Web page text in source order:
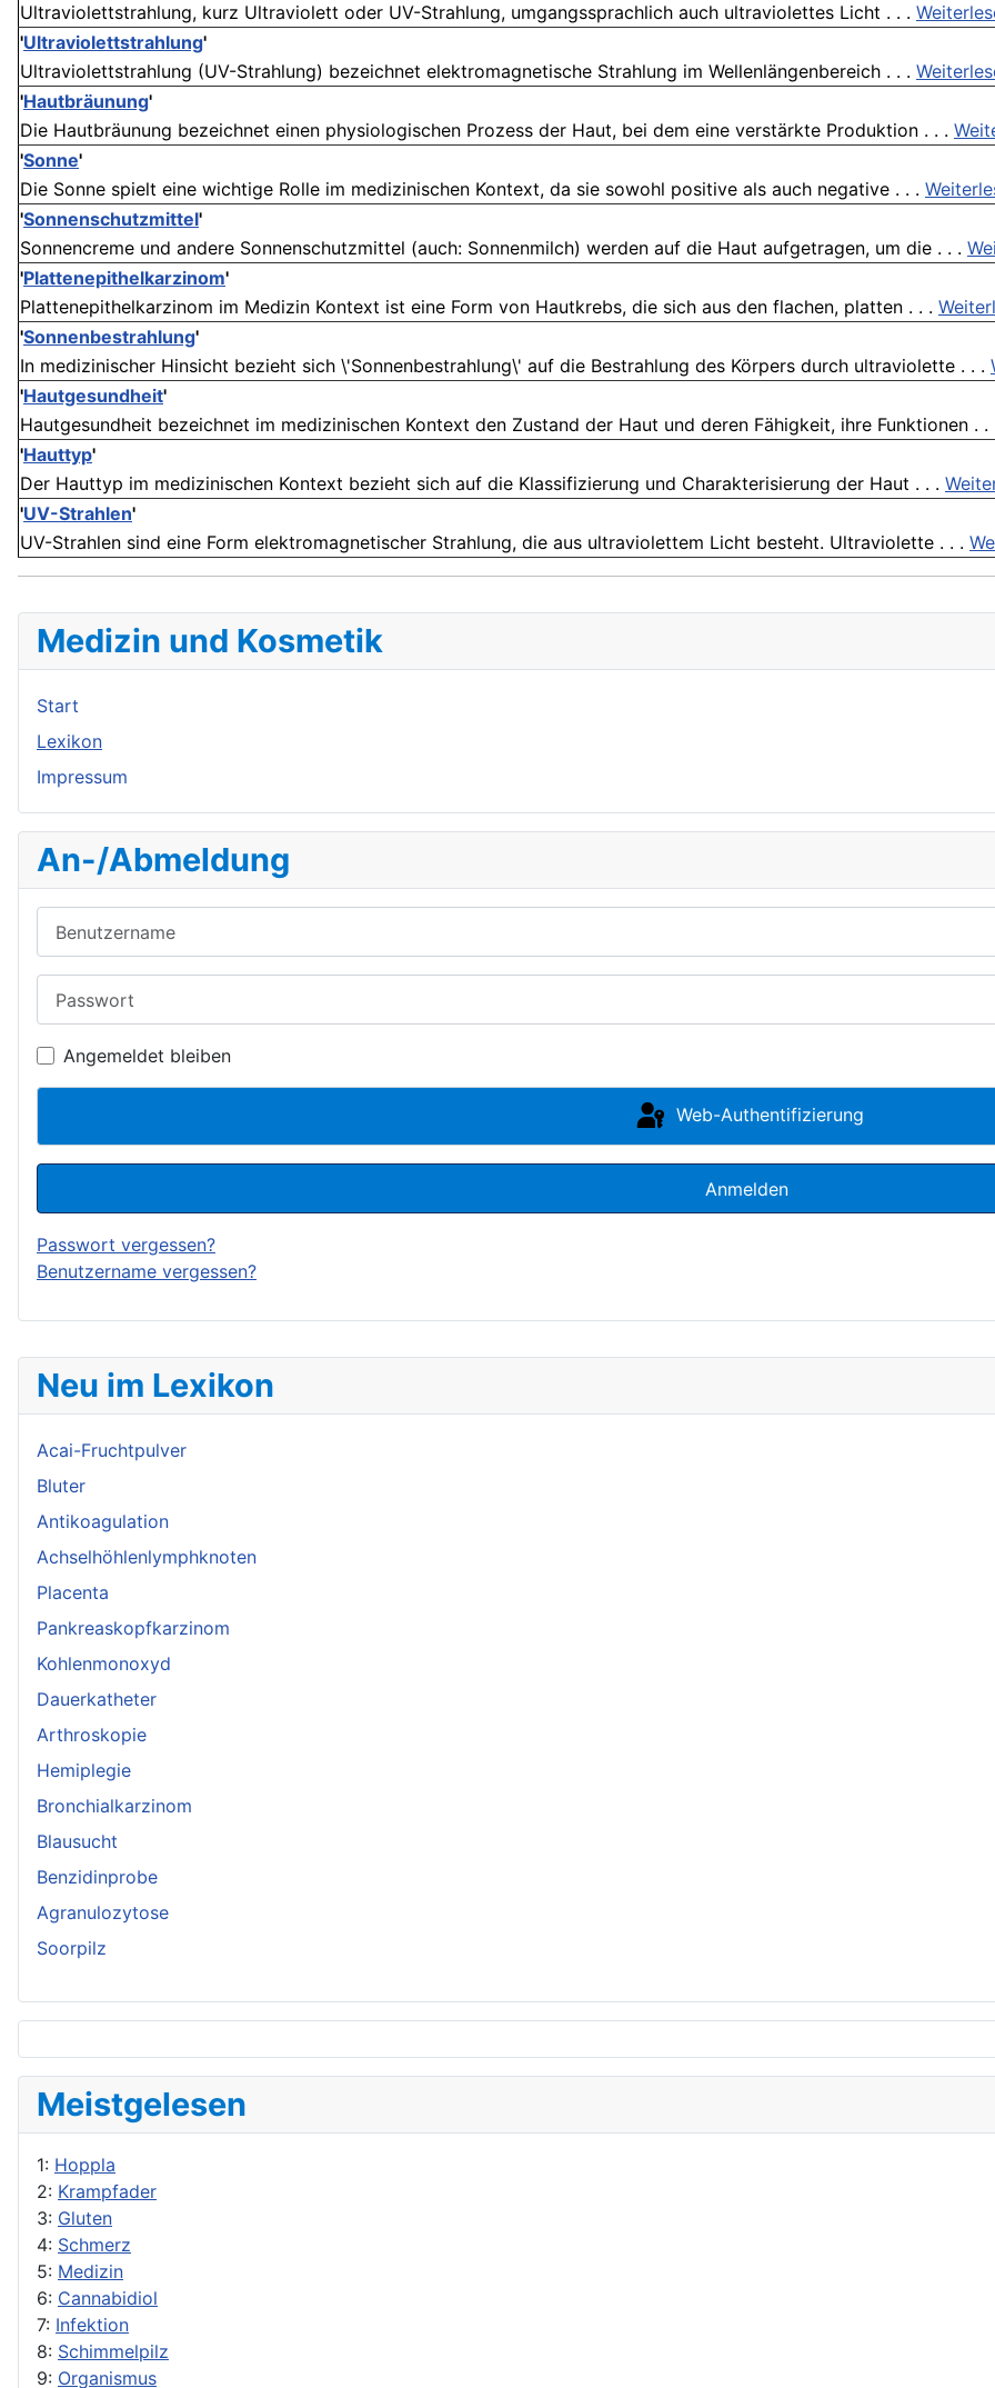
Neu im Lexikon
Acai-Fruchtpulver
Bluter
Antikoagulation
Achselhöhlenlymphknoten
Placenta
Pankreaskopfkarzinom
Kohlenmonoxyd
Dauerkatheter
Arthroskopie
Hemiplegie
Bronchialkarzinom
Blausucht
Benzidinprobe
Agranulozytose
Soorpilz
Meistgelesen
1: Hoppla
2: Krampfader
3: Gluten
4: Schmerz
5: Medizin
6: Cannabidiol
7: Infektion
8: Schimmelpilz
9: Organismus
Ultraviolettstrahlung, kurz Ultraviolett oder UV-Strahlung, umgangssprachlich auch ultraviolettes Licht . . .
'Ultraviolettstrahlung'
Ultraviolettstrahlung (UV-Strahlung) bezeichnet elektromagnetische Strahlung im Wellenlängenbereich . . .
'Hautbräunung'
Die Hautbräunung bezeichnet einen physiologischen Prozess der Haut, bei dem eine verstärkte Produktion . . .
'Sonne'
Die Sonne spielt eine wichtige Rolle im medizinischen Kontext, da sie sowohl positive als auch negative . . .
'Sonnenschutzmittel'
Sonnencreme und andere Sonnenschutzmittel (auch: Sonnenmilch) werden auf die Haut aufgetragen, um die . . .
'Plattenepithelkarzinom'
Plattenepithelkarzinom im Medizin Kontext ist eine Form von Hautkrebs, die sich aus den flachen, platten . . .
'Sonnenbestrahlung'
In medizinischer Hinsicht bezieht sich \'Sonnenbestrahlung\' auf die Bestrahlung des Körpers durch ultraviolette . . .
'Hautgesundheit'
Hautgesundheit bezeichnet im medizinischen Kontext den Zustand der Haut und deren Fähigkeit, ihre Funktionen . .
'Hauttyp'
Der Hauttyp im medizinischen Kontext bezieht sich auf die Klassifizierung und Charakterisierung der Haut . . .
'UV-Strahlen'
UV-Strahlen sind eine Form elektromagnetischer Strahlung, die aus ultraviolettem Licht besteht. Ultraviolette . . .
Medizin und Kosmetik
Start
Lexikon
Impressum
An-/Abmeldung
Angemeldet bleiben
Web-Authentifizierung
Anmelden
Passwort vergessen?
Benutzername vergessen?